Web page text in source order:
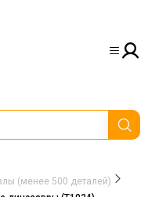
(менее 500 деталей)